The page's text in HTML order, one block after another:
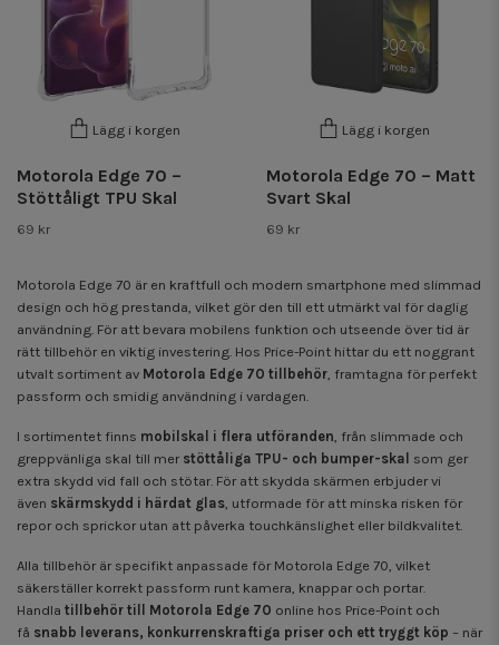
Lägg i korgen
Motorola Edge 70 –
Stöttåligt TPU Skal
69 kr
Lägg i korgen
Motorola Edge 70 – Matt
Svart Skal
69 kr
Motorola Edge 70 är en kraftfull och modern smartphone med slimmad
design och hög prestanda, vilket gör den till ett utmärkt val för daglig
användning. För att bevara mobilens funktion och utseende över tid är
rätt tillbehör en viktig investering. Hos Price-Point hittar du ett noggrant
utvalt sortiment av Motorola Edge 70 tillbehör, framtagna för perfekt
passform och smidig användning i vardagen.
I sortimentet finns mobilskal i flera utföranden, från slimmade och
greppvänliga skal till mer stöttåliga TPU- och bumper-skal som ger
extra skydd vid fall och stötar. För att skydda skärmen erbjuder vi
även skärmskydd i härdat glas, utformade för att minska risken för
repor och sprickor utan att påverka touchkänslighet eller bildkvalitet.
Alla tillbehör är specifikt anpassade för Motorola Edge 70, vilket
säkerställer korrekt passform runt kamera, knappar och portar.
Handla tillbehör till Motorola Edge 70 online hos Price-Point och
få snabb leverans, konkurrenskraftiga priser och ett tryggt köp – när